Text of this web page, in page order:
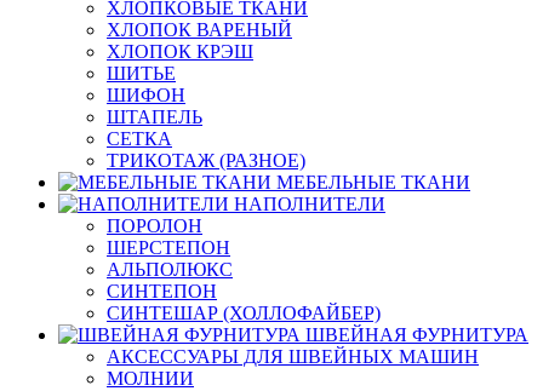
ХЛОПКОВЫЕ ТКАНИ
ХЛОПОК ВАРЕНЫЙ
ХЛОПОК КРЭШ
ШИТЬЕ
ШИФОН
ШТАПЕЛЬ
СЕТКА
ТРИКОТАЖ (РАЗНОЕ)
МЕБЕЛЬНЫЕ ТКАНИ
НАПОЛНИТЕЛИ
ПОРОЛОН
ШЕРСТЕПОН
АЛЬПОЛЮКС
СИНТЕПОН
СИНТЕШАР (ХОЛЛОФАЙБЕР)
ШВЕЙНАЯ ФУРНИТУРА
АКСЕССУАРЫ ДЛЯ ШВЕЙНЫХ МАШИН
МОЛНИИ